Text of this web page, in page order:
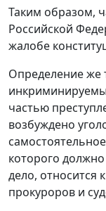
Таким образом,
Российской
жалобе
Определение же
частью
возбуждено
которого
дело, относится
прокуроров и